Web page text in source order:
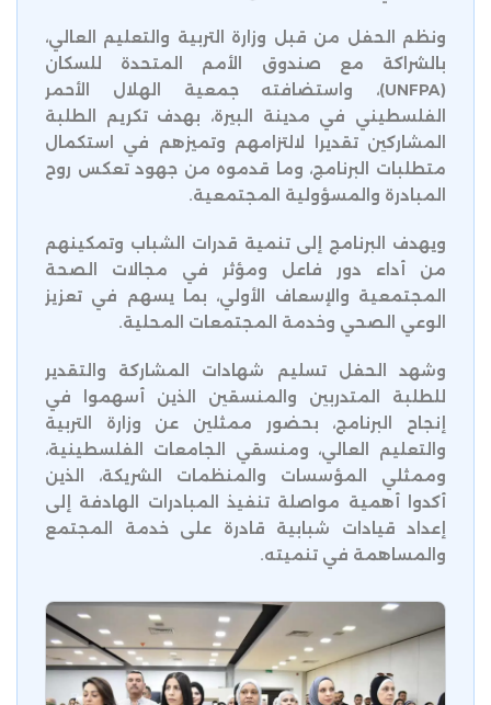
ونظم الحفل من قبل وزارة التربية والتعليم العالي،
بالشراكة مع صندوق الأمم المتحدة للسكان
(UNFPA)، واستضافته جمعية الهلال الأحمر
الفلسطيني في مدينة البيرة، بهدف تكريم الطلبة
المشاركين تقديرا لالتزامهم وتميزهم في استكمال
متطلبات البرنامج، وما قدموه من جهود تعكس روح
المبادرة والمسؤولية المجتمعية.
ويهدف البرنامج إلى تنمية قدرات الشباب وتمكينهم
من أداء دور فاعل ومؤثر في مجالات الصحة
المجتمعية والإسعاف الأولي، بما يسهم في تعزيز
الوعي الصحي وخدمة المجتمعات المحلية.
وشهد الحفل تسليم شهادات المشاركة والتقدير
للطلبة المتدربين والمنسقين الذين أسهموا في
إنجاح البرنامج، بحضور ممثلين عن وزارة التربية
والتعليم العالي، ومنسقي الجامعات الفلسطينية،
وممثلي المؤسسات والمنظمات الشريكة، الذين
أكدوا أهمية مواصلة تنفيذ المبادرات الهادفة إلى
إعداد قيادات شبابية قادرة على خدمة المجتمع
والمساهمة في تنميته.